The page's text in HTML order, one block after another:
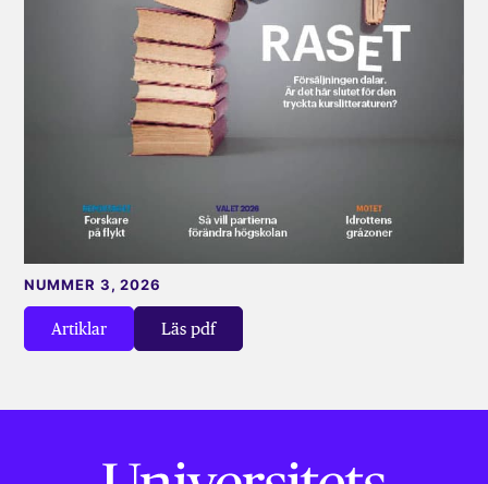
Artiklar Läs pdf
NUMMER 3, 2026